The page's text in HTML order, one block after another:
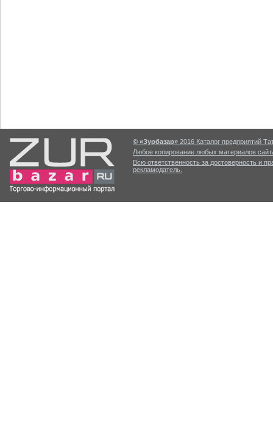
© «Зурбазар» 2016 Каталог предприятий
Любое копирование любых материалов
Всю ответственность за достоверность и
рекламодатель.